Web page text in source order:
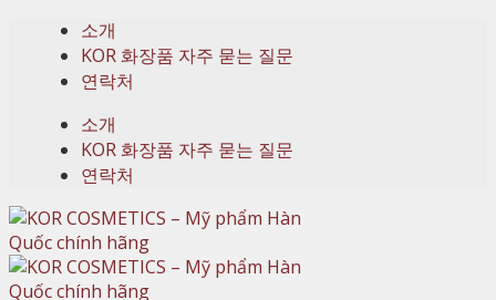
content
소개
KOR 화장품 자주 묻는 질문
연락처
소개
KOR 화장품 자주 묻는 질문
연락처